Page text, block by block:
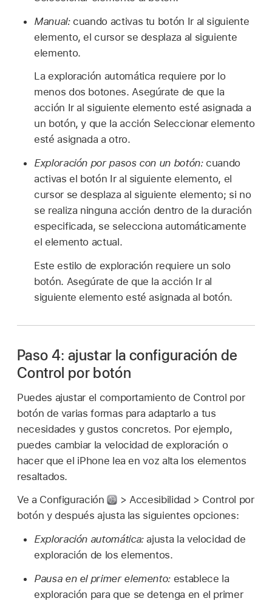
Manual:cuando activas tu botón Ir al siguiente
elemento, el cursor se desplaza al siguiente
elemento.
La exploración automática requiere por lo
menos dos botones. Asegúrate de que la
acción Ir al siguiente elemento esté asignada a
un botón, y que la acción Seleccionar elemento
esté asignada a otro.
Exploración por pasos con un botón:cuando
activas el botón Ir al siguiente elemento, el
cursor se desplaza al siguiente elemento; si no
se realiza ninguna acción dentro de la duración
especificada, se selecciona automáticamente
el elemento actual.
Este estilo de exploración requiere un solo
botón. Asegúrate de que la acción Ir al
siguiente elemento esté asignada al botón.
Paso 4: ajustar la configuración de
Control por botón
Puedes ajustar el comportamiento de Control por
botón de varias formas para adaptarlo a tus
necesidades y gustos concretos. Por ejemplo,
puedes cambiar la velocidad de exploración o
hacer que el iPhone lea en voz alta los elementos
resaltados.
Ve a Configuración
> Accesibilidad > Control por
botón y después ajusta las siguientes opciones:
Exploración automática:ajusta la velocidad de
exploración de los elementos.
Pausa en el primer elemento: establece la
exploración para que se detenga en el primer